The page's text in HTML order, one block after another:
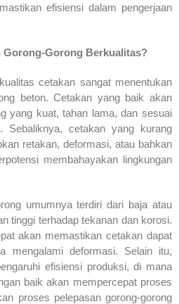
efisiensi dalam pengerjaan
Gorong-Gorong Berkualitas?
cetakan sangat menentukan
beton. Cetakan yang baik akan
yang kuat, tahan lama, dan sesuai
Sebaliknya, cetakan yang kurang
retakan, deformasi, atau bahkan
membahayakan lingkungan
umumnya terdiri dari baja atau
tinggi terhadap tekanan dan korosi.
akan memastikan cetakan dapat
mengalami deformasi. Selain itu,
efisiensi produksi, di mana
baik akan mempercepat proses
proses pelepasan gorong-gorong